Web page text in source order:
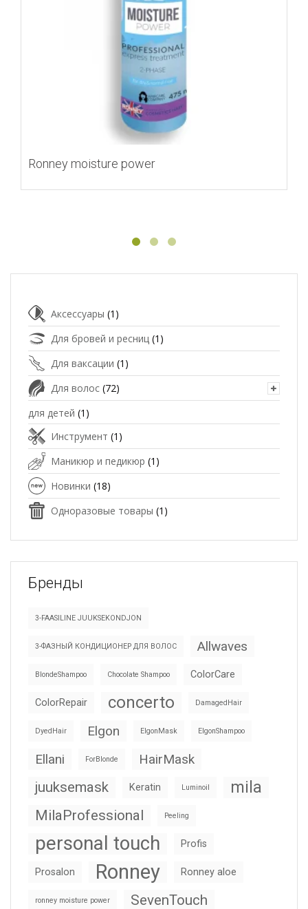
Ronney moisture power
Аксессуары (1)
Для бровей и ресниц (1)
Для ваксации (1)
Для волос (72)
для детей (1)
Инструмент (1)
Маникюр и педикюр (1)
Новинки (18)
Одноразовые товары (1)
Бренды
3-FAASILINE JUUKSEKONDJON
3-ФАЗНЫЙ КОНДИЦИОНЕР ДЛЯ ВОЛОС Allwaves
BlondeShampoo Chocolate Shampoo ColorCare
ColorRepair concerto DamagedHair
DyedHair Elgon ElgonMask ElgonShampoo
Ellani ForBlonde HairMask
juuksemask Keratin Luminoil mila
MilaProfessional Peeling
personal touch Profis
Prosalon Ronney Ronney aloe
ronney moisture power SevenTouch